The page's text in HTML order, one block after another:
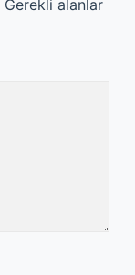
Gerekli alanlar